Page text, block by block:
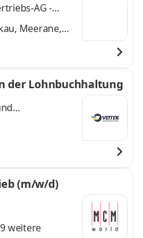
AG -
Meerane,
und 5
der Lohnbuchhaltung
Quereinsteiger Vertrieb (m/w/d)
weitere